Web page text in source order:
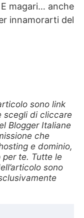
magari… anche
innamorarti del
sono link
scegli di cliccare
Blogger Italiane
che
e dominio,
te. Tutte le
sono